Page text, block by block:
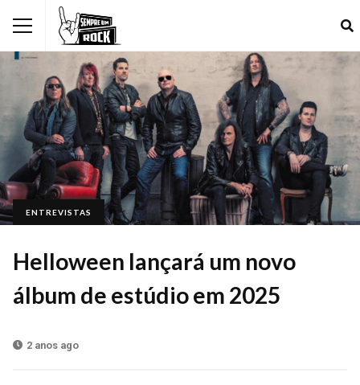
ENTREVISTAS
Helloween lançará um novo
álbum de estúdio em 2025
2 anos ago